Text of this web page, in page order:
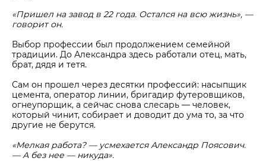
«Пришел на завод в 22 года. Остался на всю жизнь», —
говорит он.
Выбор профессии был продолжением семейной
традиции. До Александра здесь работали отец, мать,
брат, дядя и тетя.
Сам он прошел через десятки профессий: насыпщик
цемента, оператор линии, бригадир футеровщиков,
огнеупорщик, а сейчас снова слесарь — человек,
который чинит, собирает и доводит до ума то, за что
другие не берутся.
«Мелкая работа? — усмехается Александр Поясович.
— А без нее — никуда».